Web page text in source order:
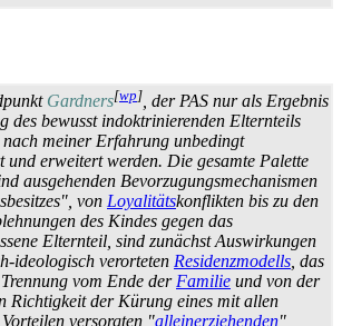
Gardners[wp] , der PAS nur als Ergebnis
des bewusst indoktrinierenden Elternteils
nach meiner Erfahrung unbedingt
und erweitert werden. Die gesamte Palette
ausgehenden Bevorzugungs­mechanismen
von Loyalitäts­konflikten bis zu den
des Kindes gegen das
Elternteil, sind zunächst Auswirkungen
ideologisch verorteten Residenzmodells , das
vom Ende der Familie und von der
Richtigkeit der Kürung eines mit allen
versorgten "alleinerziehenden"